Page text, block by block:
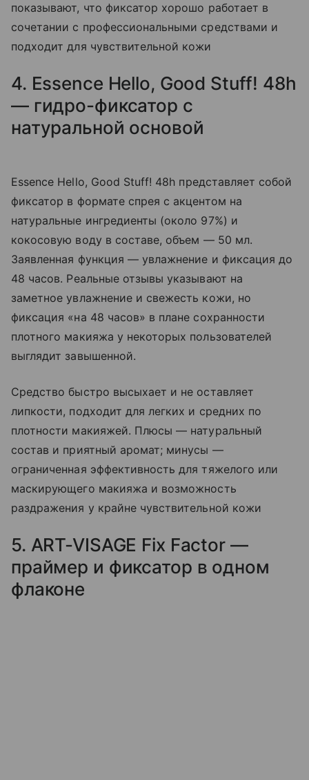
показывают, что фиксатор хорошо работает в
сочетании с профессиональными средствами и
подходит для чувствительной кожи
4. Essence Hello, Good Stuff! 48h
— гидро-фиксатор с
натуральной основой
Essence Hello, Good Stuff! 48h представляет собой
фиксатор в формате спрея с акцентом на
натуральные ингредиенты (около 97%) и
кокосовую воду в составе, объем –– 50 мл.
Заявленная функция — увлажнение и фиксация до
48 часов. Реальные отзывы указывают на
заметное увлажнение и свежесть кожи, но
фиксация «на 48 часов» в плане сохранности
плотного макияжа у некоторых пользователей
выглядит завышенной.
Средство быстро высыхает и не оставляет
липкости, подходит для легких и средних по
плотности макияжей. Плюсы — натуральный
состав и приятный аромат; минусы —
ограниченная эффективность для тяжелого или
маскирующего макияжа и возможность
раздражения у крайне чувствительной кожи
5. ART-VISAGE Fix Factor —
праймер и фиксатор в одном
флаконе